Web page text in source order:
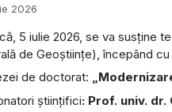
2026
5 iulie 2026, se va susține
de Geoștiințe), începând cu
de doctorat:
ştiinţifici: Prof. univ. dr.